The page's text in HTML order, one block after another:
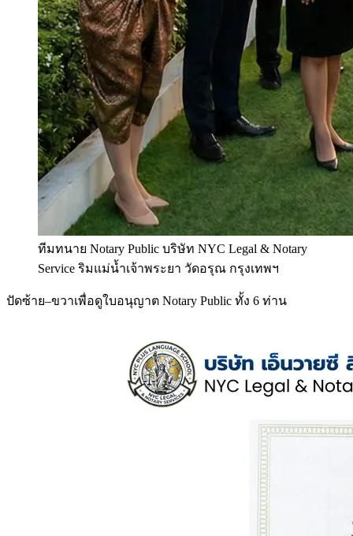
ทีมทนาย Notary Public บริษัท NYC Legal & Notary
Service ริมแม่น้ำเจ้าพระยา วัดอรุณ กรุงเทพฯ
ปัดซ้าย–ขวาเพื่อดูใบอนุญาต Notary Public ทั้ง 6 ท่าน